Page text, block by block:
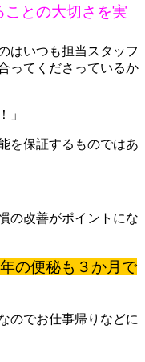
との大切さを実
はいつも担当スタッフ
ってくださっているか
」
を保証するものではあ
の改善がポイントにな
の便秘も３か月で
のでお仕事帰りなどに